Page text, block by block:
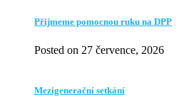
Přijmeme pomocnou ruku na DPP
Posted on 27 července, 2026
Mezigenerační setkání